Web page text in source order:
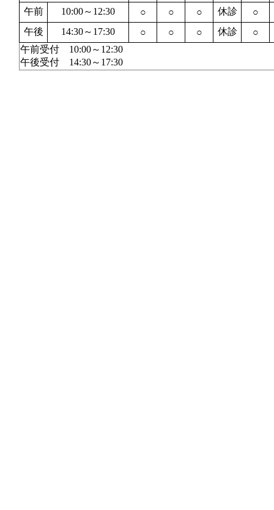
午前
10:00～12:30 ○ ○ ○ 休診
○
午後
14:30～17:30 ○ ○ ○ 休診
○
午前受付 10:00～12:30
午後受付 14:30～17:30